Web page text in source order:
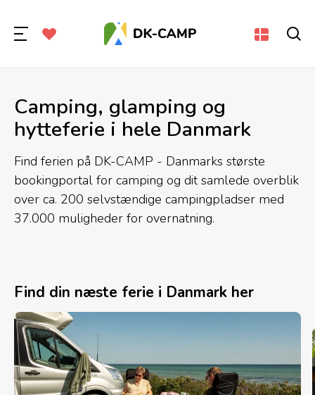
Camping, glamping og
hytteferie i hele Danmark
Find ferien på DK-CAMP - Danmarks største
bookingportal for camping og dit samlede overblik
over ca. 200 selvstændige campingpladser med
37.000 muligheder for overnatning.
Find din næste ferie i Danmark her